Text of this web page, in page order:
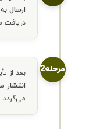
ارسال
دریافت
مرحله2
بعد از
انتشار
می‌گردد.